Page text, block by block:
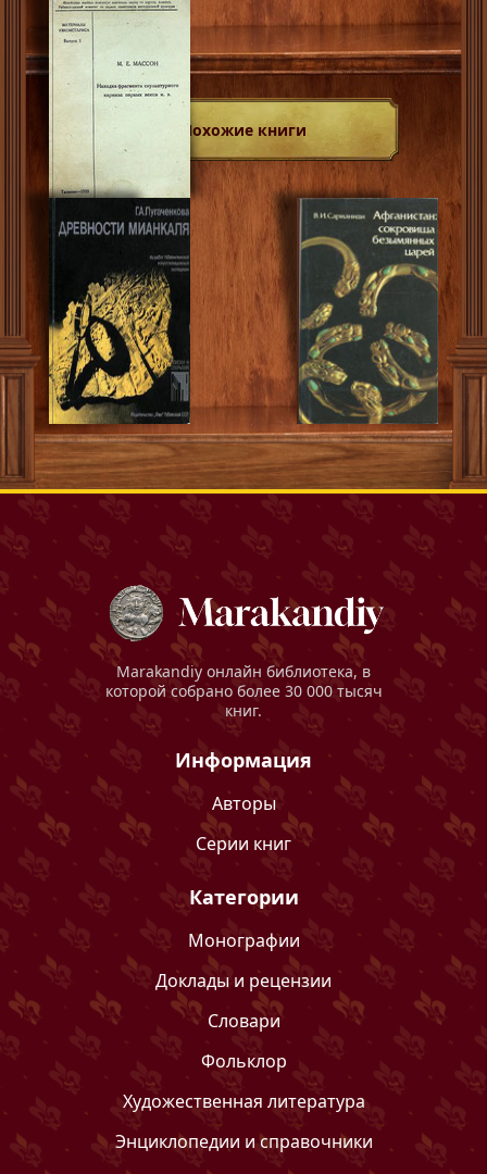
Похожие книги
Marakandiy онлайн библиотека, в
которой собрано более 30 000 тысяч
книг.
Информация
Авторы
Серии книг
Категории
Монографии
Доклады и рецензии
Словари
Фольклор
Художественная литература
Энциклопедии и справочники